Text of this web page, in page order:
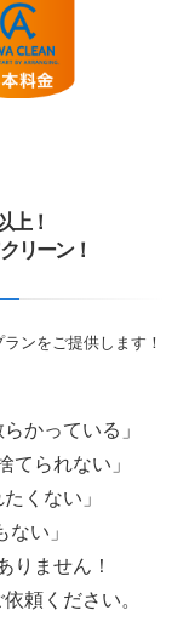
上！
リーン！
ンをご提供します！
かっている」
てられない」
くない」
い」
りません！
頼ください。